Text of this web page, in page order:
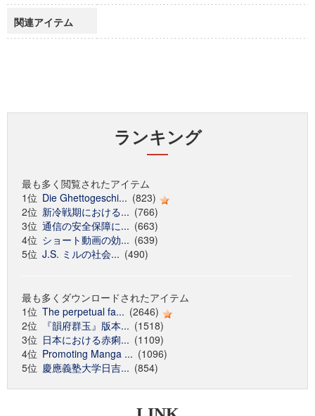
関連アイテム
ランキング
最も多く閲覧されたアイテム
1位 Die Ghettogeschi... (823)
2位 新冷戦期における... (766)
3位 通信の安全保障に... (663)
4位 ショート動画の効... (639)
5位 J.S. ミルの社会... (490)
最も多くダウンロードされたアイテム
1位 The perpetual fa... (2646)
2位
『韻府群玉』版本... (1518)
3位 日本における赤痢... (1109)
4位 Promoting Manga ... (1096)
5位 慶應義塾大学日吉... (854)